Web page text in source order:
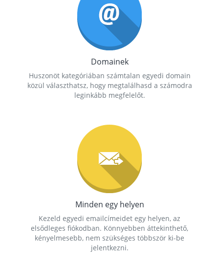
Domainek
Huszonöt kategóriában számtalan egyedi domain
közül választhatsz, hogy megtalálhasd a számodra
leginkább megfelelőt.
Minden egy helyen
Kezeld egyedi emailcímeidet egy helyen, az
elsődleges fiókodban. Könnyebben áttekinthető,
kényelmesebb, nem szükséges többször ki-be
jelentkezni.